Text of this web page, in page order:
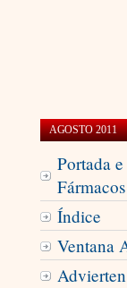
AGOSTO 2011
Portada
Fármacos
Índice
Ventana